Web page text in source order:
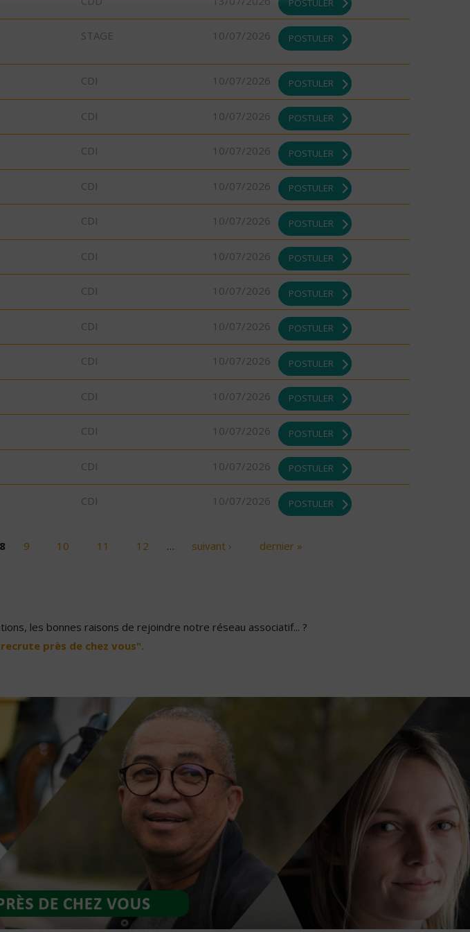
POSTULER
STAGE 10/07/2026 POSTULER
CDI 10/07/2026 POSTULER
CDI 10/07/2026 POSTULER
CDI 10/07/2026 POSTULER
CDI 10/07/2026 POSTULER
CDI 10/07/2026 POSTULER
CDI 10/07/2026 POSTULER
CDI 10/07/2026 POSTULER
CDI 10/07/2026 POSTULER
CDI 10/07/2026 POSTULER
CDI 10/07/2026 POSTULER
CDI 10/07/2026 POSTULER
CDI 10/07/2026 POSTULER
CDI 10/07/2026 POSTULER
8 9 10 11 12 … suivant › dernier »
les bonnes raisons de rejoindre notre réseau associatif... ?
près de chez vous".